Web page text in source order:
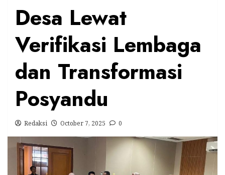
Desa Lewat
Verifikasi Lembaga
dan Transformasi
Posyandu
Redaksi October 7, 2025 0